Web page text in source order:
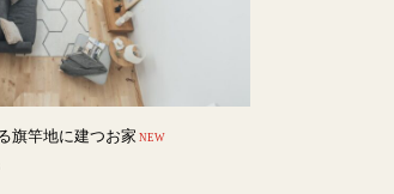
旗竿地に建つお家 NEW